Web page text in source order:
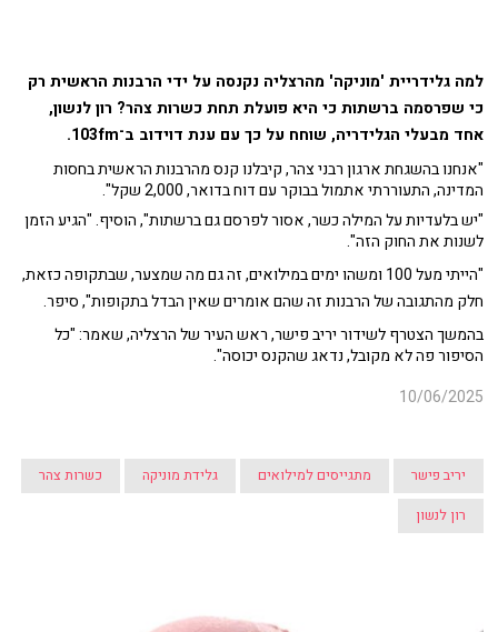
למה גלידריית 'מוניקה' מהרצליה נקנסה על ידי הרבנות הראשית רק
כי שפרסמה ברשתות כי היא פועלת תחת כשרות צהר? רון לנשון,
אחד מבעלי הגלידריה, שוחח על כך עם ענת דוידוב ב־103fm.
"אנחנו בהשגחת ארגון רבני צהר, קיבלנו קנס מהרבנות הראשית בחסות
המדינה, התעוררתי אתמול בבוקר עם דוח בדואר, 2,000 שקל".
"יש בלעדיות על המילה כשר, אסור לפרסם גם ברשתות", הוסיף. "הגיע הזמן
לשנות את החוק הזה".
"הייתי מעל 100 ומשהו ימים במילואים, זה גם מה שמצער, שבתקופה כזאת,
חלק מהתגובה של הרבנות זה שהם אומרים שאין הבדל בתקופות", סיפר.
בהמשך הצטרף לשידור יריב פישר, ראש העיר של הרצליה, שאמר: "כל
הסיפור פה לא מקובל, נדאג שהקנס יכוסה".
10/06/2025
יריב פישר מתגייסים למילואים גלידת מוניקה
כשרות צהר
רון לנשון